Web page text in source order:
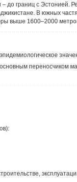
границ с Эстонией.
В южных
выше 1600–2000
переносчиком